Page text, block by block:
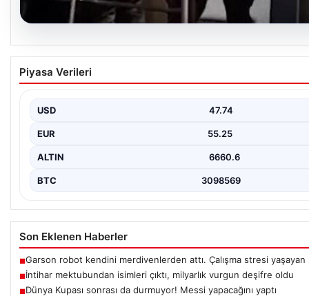
İntihar mektubundan isimleri çıktı, milyarlık
{ “title”: “İntihar Mektubundan İsimler Çıktı, Milyarlık Tefecilik
Piyasa Verileri
USD 47.74
EUR 55.25
ALTIN 6660.6
BTC 3098569
Son Eklenen Haberler
■Garson robot kendini merdivenlerden attı. Çalışma stresi
■İntihar mektubundan isimleri çıktı, milyarlık vurgun deşifre oldu
■Dünya Kupası sonrası da durmuyor! Messi yapacağını yaptı